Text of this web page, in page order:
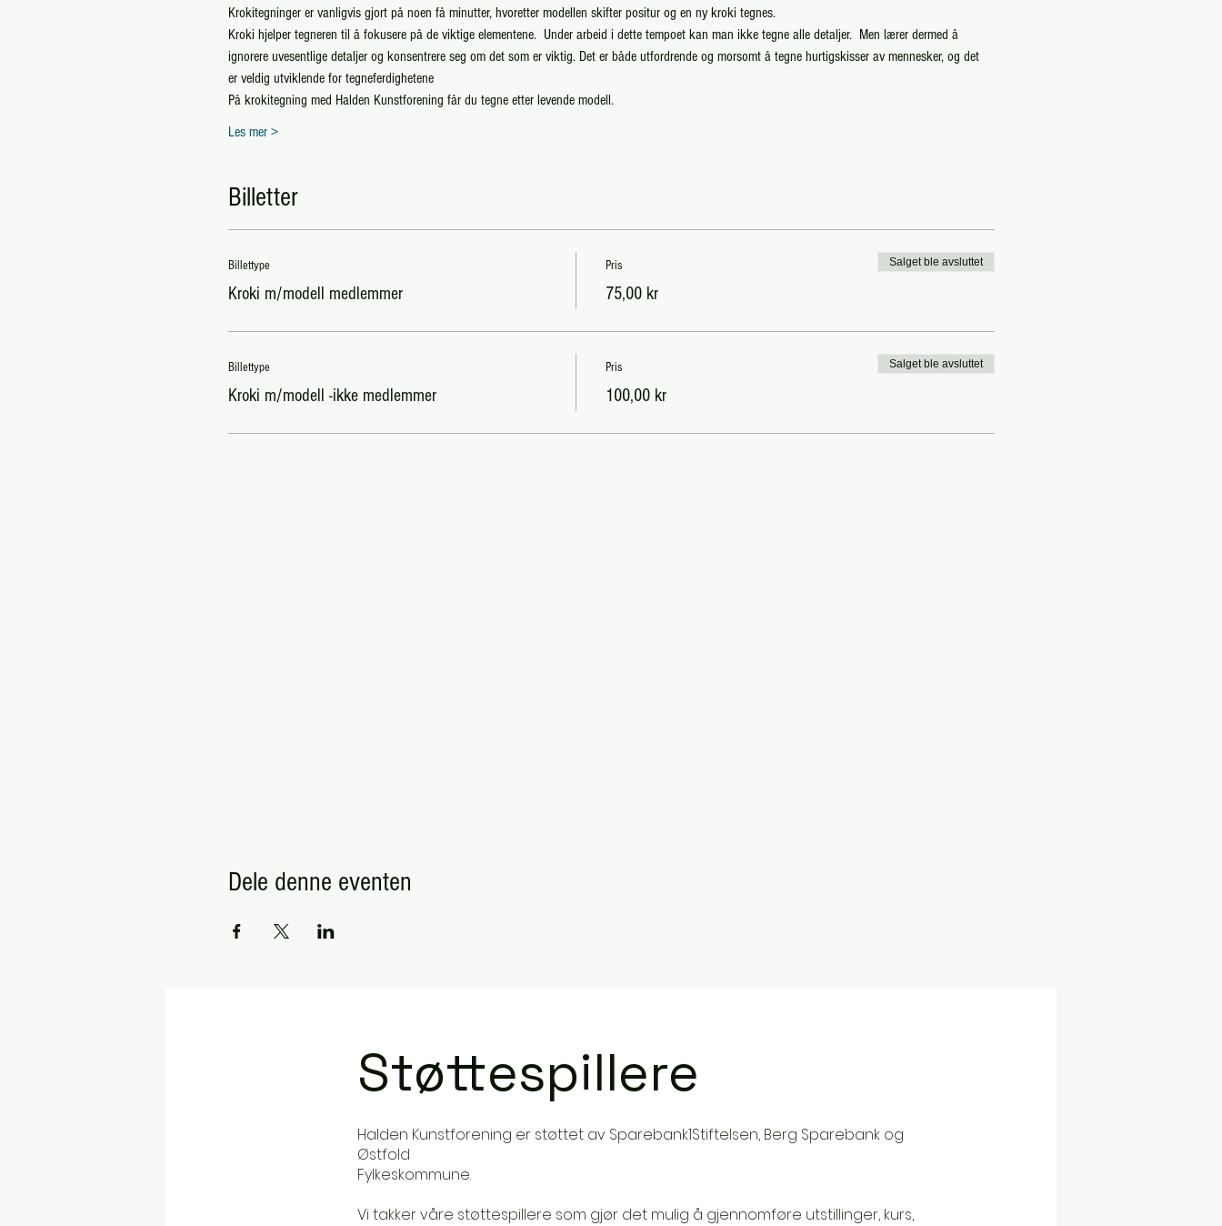
Krokitegninger er vanligvis gjort på noen få minutter, hvoretter modellen skifter positur og en ny kroki tegnes.
Kroki hjelper tegneren til å fokusere på de viktige elementene.  Under arbeid i dette tempoet kan man ikke tegne alle detaljer.  Men lærer dermed å
ignorere uvesentlige detaljer og konsentrere seg om det som er viktig. Det er både utfordrende og morsomt å tegne hurtigskisser av mennesker, og det
er veldig utviklende for tegneferdighetene
På krokitegning med Halden Kunstforening får du tegne etter levende modell.
Les mer >
Billetter
Billettype
Kroki m/modell medlemmer
Pris
75,00 kr
Salget ble avsluttet
Billettype
Kroki m/modell -ikke medlemmer
Pris
100,00 kr
Salget ble avsluttet
Dele denne eventen
Støttespillere
Halden Kunstforening er støttet av Sparebank1Stiftelsen, Berg Sparebank og
Østfold
Fylkeskommune.
Vi takker våre støttespillere som gjør det mulig å gjennomføre utstillinger, kurs,